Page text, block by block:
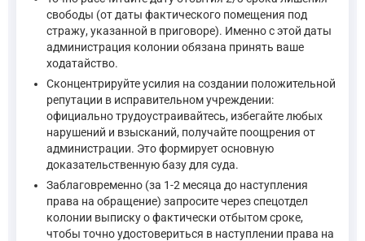
свободы (от даты фактического помещения под
стражу, указанной в приговоре). Именно с этой даты
администрация колонии обязана принять ваше
ходатайство.
Сконцентрируйте усилия на создании положительной
репутации в исправительном учреждении:
официально трудоустраивайтесь, избегайте любых
нарушений и взысканий, получайте поощрения от
администрации. Это формирует основную
доказательственную базу для суда.
Заблаговременно (за 1-2 месяца до наступления
права на обращение) запросите через спецотдел
колонии выписку о фактически отбытом сроке,
чтобы точно удостовериться в наступлении права на